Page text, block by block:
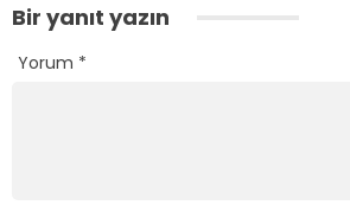
Bir yanıt yazın
Yorum *